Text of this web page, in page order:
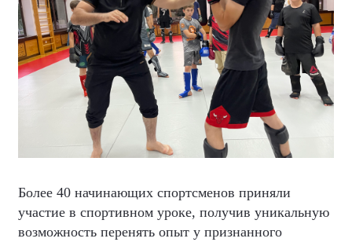
Более 40 начинающих спортсменов приняли
участие в спортивном уроке, получив уникальную
возможность перенять опыт у признанного